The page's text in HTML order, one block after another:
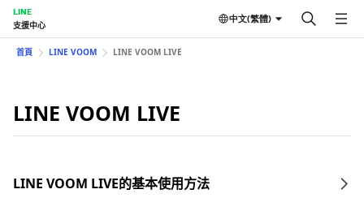
LINE
支援中心
中文(繁體)
首頁 LINE VOOM LINE VOOM LIVE
LINE VOOM LIVE
LINE VOOM LIVE的基本使用方法